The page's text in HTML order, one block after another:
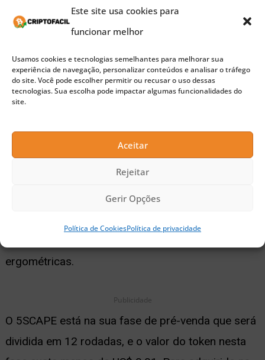
Este site usa cookies para
funcionar melhor
Usamos cookies e tecnologias semelhantes para melhorar sua
experiência de navegação, personalizar conteúdos e analisar o tráfego
do site. Você pode escolher permitir ou recusar o uso dessas
tecnologias. Sua escolha pode impactar algumas funcionalidades do
site.
Aceitar
Rejeitar
Gerir Opções
Política de CookiesPolítica de privacidade
negócio das criptomoedas.
Nesse sentido, o projeto 5th Scape é uma
inovação no segmento de games com
criptomoedas, operando no modelo play-to-earn
jogador deve realizar, ganhando tokens 5SCAPE
em troca. A gama de jogos que a plataforma
oferece inclui desde games de corrida até
esportes como futebol e tiro com arco. Os
ergométricas.
Publicidade
O 5SCAPE está na sua fase de pré-venda que será
dividida em 12 rodadas, e o valor do token nesta